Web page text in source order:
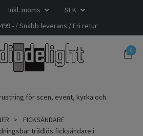
Inkl. moms
SEK
/ Snabb leverans / Fri retur
0
för scen, event, kyrka och
FICKSÄNDARE
trådlös ficksändare i